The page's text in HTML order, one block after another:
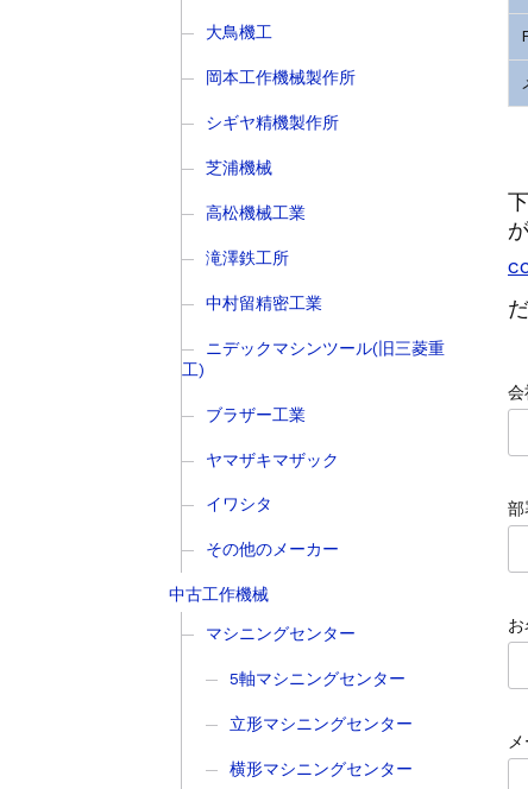
OKK 立形
立形マシニングセンター OKK 立形
販売 買取 2026.6.29 ブラザー SPEEDIO
2026.5.22 高松機械 NC旋
販売 買取 2026.5.16
販売 買取 2026.5.16 ダイヘン デジタルパ
ホーコ
立形マシニングセンター 森精機
立形マシニングセンター 森精機
会
部
大鳥機工
岡本工作機械製作所
シギヤ精機製作所
芝浦機械
高松機械工業
滝澤鉄工所
中村留精密工業
ニデックマシンツール(旧三菱重
工)
ブラザー工業
ヤマザキマザック
イワシタ
その他のメーカー
中古工作機械
マシニングセンター
5軸マシニングセンター
立形マシニングセンター
横形マシニングセンター